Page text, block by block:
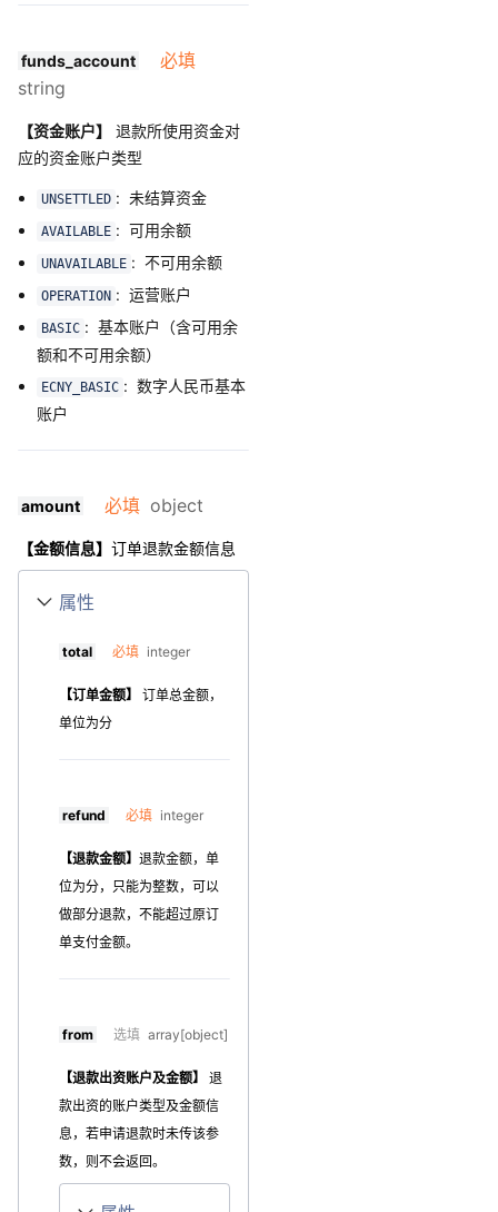
funds_account
必填
string
【资金账户】
退款所使用资金对
应的资金账户类型
UNSETTLED : 未结算资金
AVAILABLE : 可用余额
UNAVAILABLE : 不可用余额
OPERATION : 运营账户
BASIC : 基本账户（含可用余
额和不可用余额）
ECNY_BASIC : 数字人民币基本
账户
amount 必填 object
【金额信息】 订单退款金额信息
属性
total 必填 integer
【订单金额】
订单总金额，
单位为分
refund 必填 integer
【退款金额】 退款金额，单
位为分，只能为整数， 可以
做部分退款，不能超过原订
单支付金额。
from 选填 array[object]
【退款出资账户及金额】
退
款出资的账户类型及金额信
息，若申请退款时未传该参
数，则不会返回。